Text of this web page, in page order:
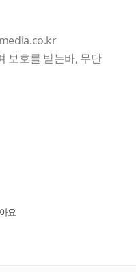
보호를 받는바, 무단
요